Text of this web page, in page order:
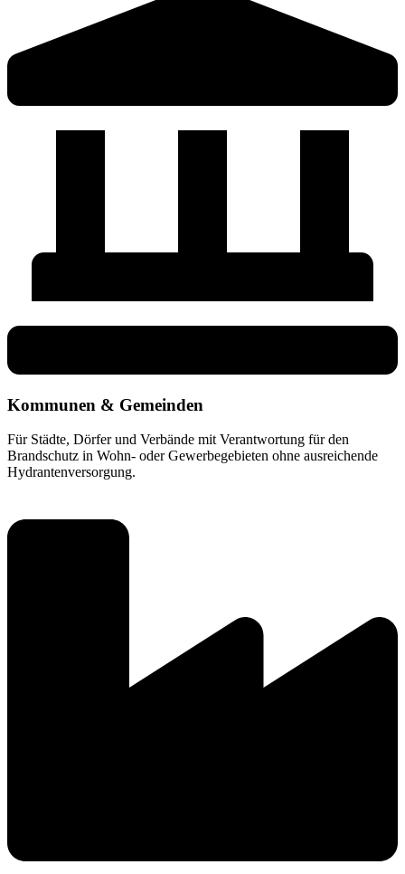
Kommunen & Gemeinden
Für Städte, Dörfer und Verbände mit Verantwortung für den
Brandschutz in Wohn- oder Gewerbegebieten ohne ausreichende
Hydrantenversorgung.